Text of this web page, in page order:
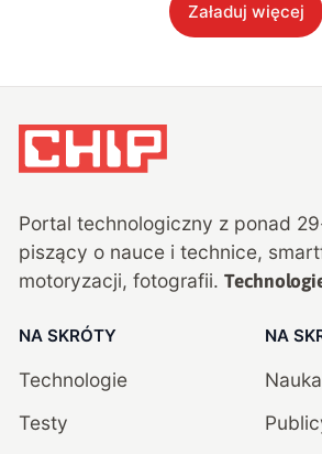
Załaduj więcej
Portal technologiczny z ponad 29
piszący o nauce i technice,
motoryzacji, fotografii.
NA SKRÓTY
Technologie
Testy
NA
Nauka